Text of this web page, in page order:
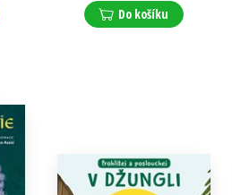
Do košíku